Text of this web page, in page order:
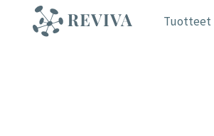
sisältöön
Tuotteet